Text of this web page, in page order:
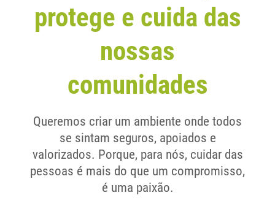
protege e cuida das
nossas
comunidades
Queremos criar um ambiente onde todos
se sintam seguros, apoiados e
valorizados. Porque, para nós, cuidar das
pessoas é mais do que um compromisso,
é uma paixão.